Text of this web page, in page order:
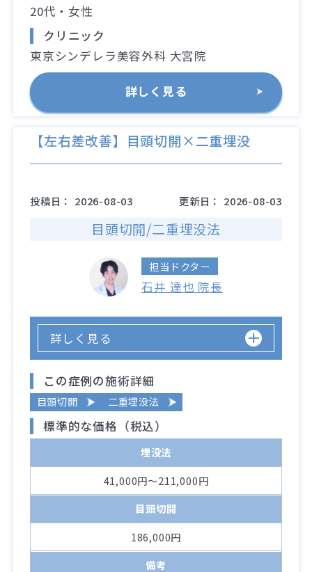
20代・女性
クリニック
東京シンデレラ美容外科 大宮院
詳しく見る
【左右差改善】目頭切開×二重埋没
投稿日： 2026-08-03 更新日： 2026-08-03
目頭切開/二重埋没法
担当ドクター
石井 達也 院長
詳しく見る
この症例の施術詳細
目頭切開 二重埋没法
標準的な価格（税込）
埋没法
41,000円～211,000円
目頭切開
186,000円
備考